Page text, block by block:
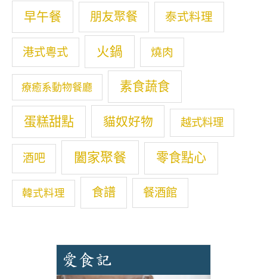
早午餐 朋友聚餐 泰式料理
港式粵式 火鍋 燒肉
療癒系動物餐廳 素食蔬食
蛋糕甜點 貓奴好物 越式料理
酒吧 闔家聚餐 零食點心
韓式料理 食譜 餐酒館